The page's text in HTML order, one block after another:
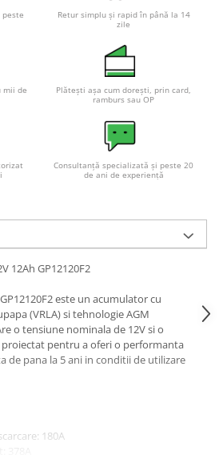
peste
Retur simplu și rapid în până la 14
zile
mii de
Plătești așa cum dorești, prin card,
ramburs sau OP
Consultanță specializată și peste 20
de ani de experiență
12Ah GP12120F2
este un acumulator cu
(VRLA) si tehnologie AGM
o tensiune nominala de 12V si o
proiectat pentru a oferi o performanta
de pana la 5 ani in conditii de utilizare
180A